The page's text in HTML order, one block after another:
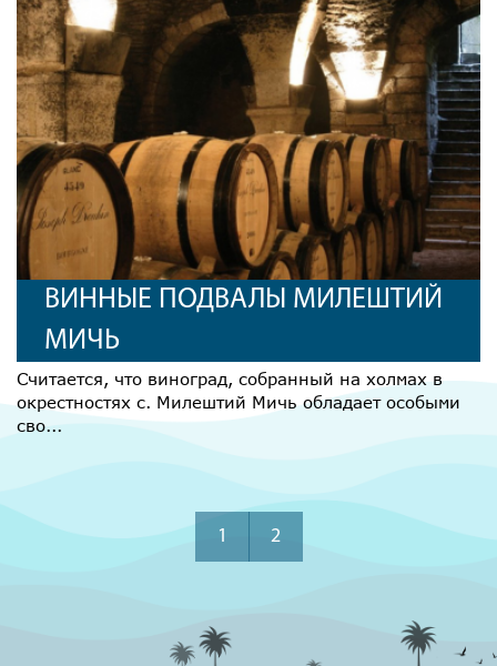
ВИННЫЕ ПОДВАЛЫ МИЛЕШТИЙ
МИЧЬ
Считается, что виноград, собранный на холмах в
окрестностях с. Милештий Мичь обладает особыми
сво...
1 2